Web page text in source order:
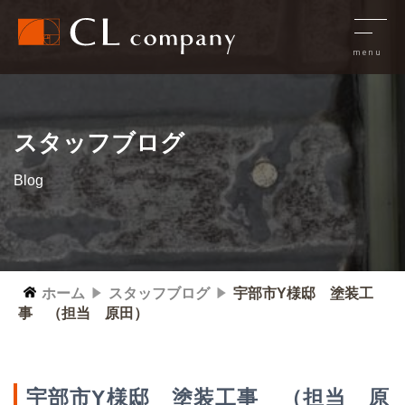
スタッフブログ
Blog
ホーム スタッフブログ
宇部市Y様邸 塗装工
事 （担当 原田）
宇部市Y様邸 塗装工事 （担当 原